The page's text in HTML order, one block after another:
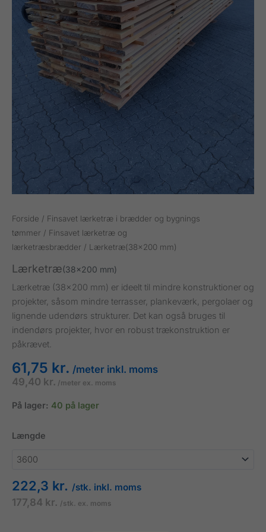
Forside / Finsavet lærketræ i brædder og bygnings
tømmer / Finsavet lærketræ og
lærketræsbrædder / Lærketræ(38x200 mm)
Lærketræ(38x200 mm)
Lærketræ (38×200 mm) er ideelt til mindre konstruktioner og
projekter, såsom mindre terrasser, plankeværk, pergolaer og
lignende udendørs strukturer. Det kan også bruges til
indendørs projekter, hvor en robust trækonstruktion er
påkrævet.
61,75 kr. /meter inkl. moms
49,40 kr. /meter ex. moms
På lager: 40 på lager
Længde
222,3 kr. /stk. inkl. moms
177,84 kr. /stk. ex. moms